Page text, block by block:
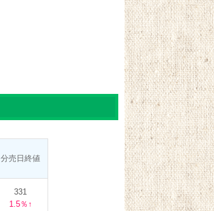
分売日 終値
331
1.5％↑